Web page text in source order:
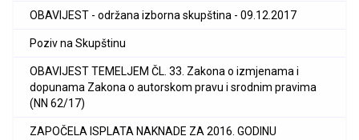
OBAVIJEST - održana izborna skupština - 09.12.2017
Poziv na Skupštinu
OBAVIJEST TEMELJEM ČL. 33. Zakona o izmjenama i
dopunama Zakona o autorskom pravu i srodnim pravima
(NN 62/17)
ZAPOČELA ISPLATA NAKNADE ZA 2016. GODINU